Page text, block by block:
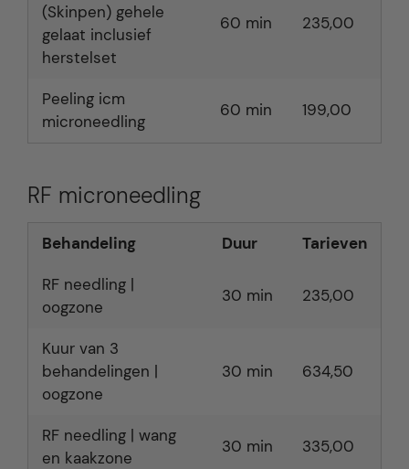
(Skinpen) gehele
gelaat inclusief
herstelset
60 min 235,00
Peeling icm
microneedling
60 min 199,00
RF microneedling
Behandeling Duur Tarieven
RF needling |
oogzone
30 min 235,00
Kuur van 3
behandelingen |
oogzone
30 min 634,50
RF needling | wang
en kaakzone
30 min 335,00